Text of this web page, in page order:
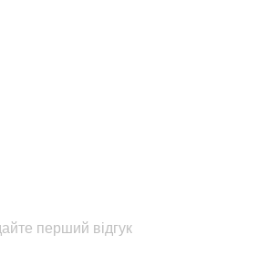
перший відгук